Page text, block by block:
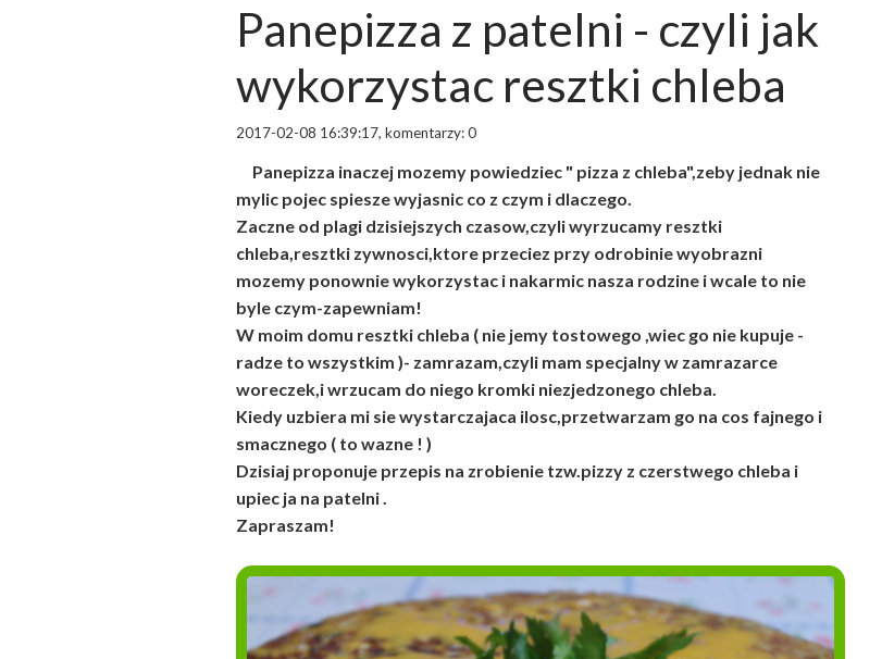
Panepizza z patelni - czyli jak
wykorzystac resztki chleba
2017-02-08 16:39:17, komentarzy: 0
Panepizza inaczej mozemy powiedziec " pizza z chleba",zeby jednak nie
mylic pojec spiesze wyjasnic co z czym i dlaczego.
Zaczne od plagi dzisiejszych czasow,czyli wyrzucamy resztki
chleba,resztki zywnosci,ktore przeciez przy odrobinie wyobrazni
mozemy ponownie wykorzystac i nakarmic nasza rodzine i wcale to nie
byle czym-zapewniam!
W moim domu resztki chleba ( nie jemy tostowego ,wiec go nie kupuje -
radze to wszystkim )- zamrazam,czyli mam specjalny w zamrazarce
woreczek,i wrzucam do niego kromki niezjedzonego chleba.
Kiedy uzbiera mi sie wystarczajaca ilosc,przetwarzam go na cos fajnego i
smacznego ( to wazne ! )
Dzisiaj proponuje przepis na zrobienie tzw.pizzy z czerstwego chleba i
upiec ja na patelni .
Zapraszam!